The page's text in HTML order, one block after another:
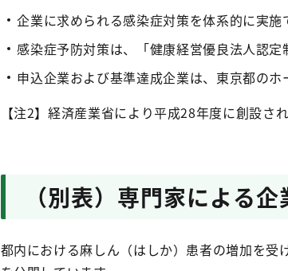
企業に求められる感染症対策を体系的に実施
感染症予防対策は、「健康経営優良法人認定
申込企業および基準達成企業は、東京都のホ
【注2】経済産業省により平成28年度に創設
（別表）専門家による
都内における麻しん（はしか）患者の増加を